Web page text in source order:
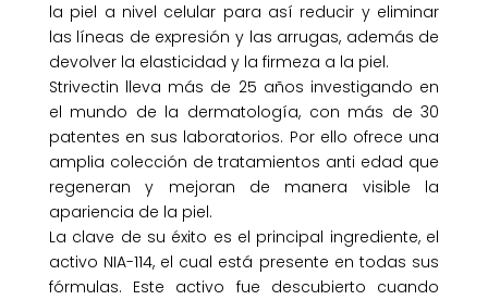
la piel a nivel celular para así reducir y eliminar
las líneas de expresión y las arrugas, además de
devolver la elasticidad y la firmeza a la piel.
Strivectin lleva más de 25 años investigando en
el mundo de la dermatología, con más de 30
patentes en sus laboratorios. Por ello ofrece una
amplia colección de tratamientos anti edad que
regeneran y mejoran de manera visible la
apariencia de la piel.
La clave de su éxito es el principal ingrediente, el
activo NIA-114, el cual está presente en todas sus
fórmulas. Este activo fue descubierto cuando